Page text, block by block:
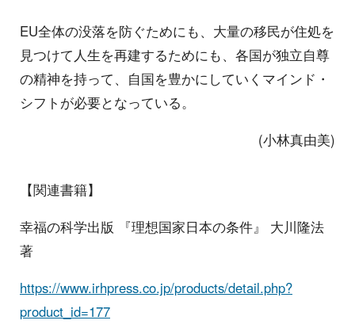
EU全体の没落を防ぐためにも、大量の移民が住処を
見つけて人生を再建するためにも、各国が独立自尊
の精神を持って、自国を豊かにしていくマインド・
シフトが必要となっている。
(小林真由美)
【関連書籍】
幸福の科学出版 『理想国家日本の条件』 大川隆法
著
https://www.irhpress.co.jp/products/detail.php?
product_id=177